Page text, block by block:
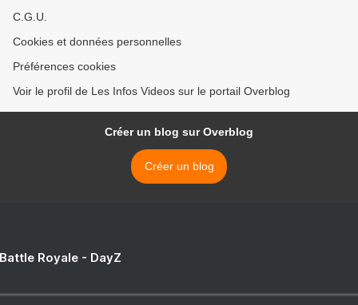
C.G.U.
Cookies et données personnelles
Préférences cookies
Voir le profil de Les Infos Videos sur le portail Overblog
Créer un blog sur Overblog
Créer un blog
Royale - DayZ